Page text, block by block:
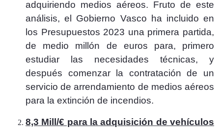
adquiriendo medios aéreos. Fruto de este
análisis, el Gobierno Vasco ha incluido en
los Presupuestos 2023 una primera partida,
de medio millón de euros para, primero
estudiar las necesidades técnicas, y
después comenzar la contratación de un
servicio de arrendamiento de medios aéreos
para la extinción de incendios.
8,3 Mill/€ para la adquisición de vehículos